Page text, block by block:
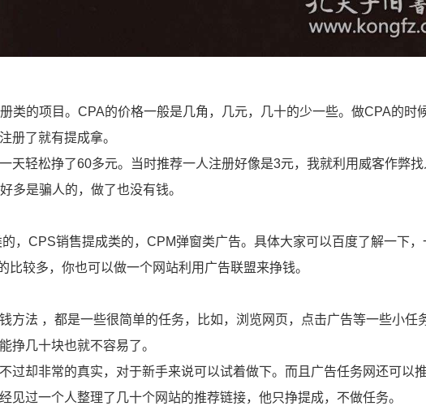
类的项目。CPA的价格一般是几角，几元，几十的少一些。做CPA的时
册了就有提成拿。
天轻松挣了60多元。当时推荐一人注册好像是3元，我就利用威客作弊
多是骗人的，做了也没有钱。
，CPS销售提成类的，CPM弹窗类广告。具体大家可以百度了解一下，
较多，你也可以做一个网站利用广告联盟来挣钱。
方法 ，都是一些很简单的任务，比如，浏览网页，点击广告等一些小任
挣几十块也就不容易了。
过却非常的真实，对于新手来说可以试着做下。而且广告任务网还可以
见过一个人整理了几十个网站的推荐链接，他只挣提成，不做任务。